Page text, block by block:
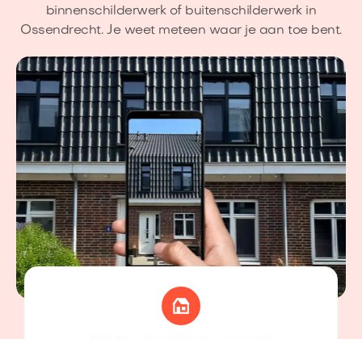
binnenschilderwerk of buitenschilderwerk in
Ossendrecht. Je weet meteen waar je aan toe bent.